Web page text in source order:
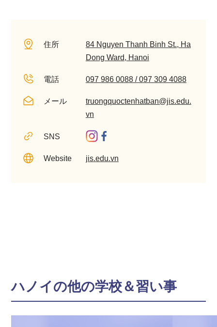
住所
84 Nguyen Thanh Binh St., Ha
Dong Ward, Hanoi
電話 097 986 0088 / 097 309 4088
メール
truongquoctenhatban@jis.edu.
vn
SNS
Website jis.edu.vn
ハノイの他の学校＆習い事